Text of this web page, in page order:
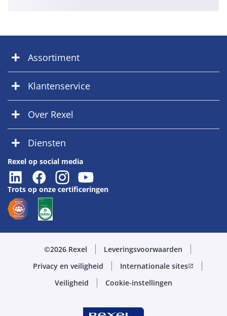
Assortiment
Klantenservice
Over Rexel
Diensten
Rexel op social media
Trots op onze certificeringen
©2026 Rexel
Leveringsvoorwaarden
Privacy en veiligheid
Internationale sitesopen_in_new
Veiligheid Cookie-instellingen